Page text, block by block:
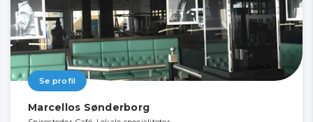
Se profil
Marcellos Sønderborg